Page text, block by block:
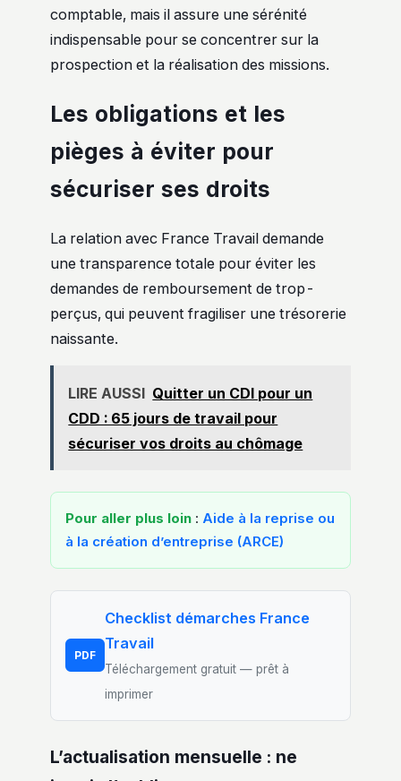
comptable, mais il assure une sérénité
indispensable pour se concentrer sur la
prospection et la réalisation des missions.
Les obligations et les
pièges à éviter pour
sécuriser ses droits
La relation avec France Travail demande
une transparence totale pour éviter les
demandes de remboursement de trop-
perçus, qui peuvent fragiliser une trésorerie
naissante.
LIRE AUSSI Quitter un CDI pour un
CDD : 65 jours de travail pour
sécuriser vos droits au chômage
Pour aller plus loin : Aide à la reprise ou
à la création d’entreprise (ARCE)
PDF
Checklist démarches France
Travail
Téléchargement gratuit — prêt à
imprimer
L’actualisation mensuelle : ne